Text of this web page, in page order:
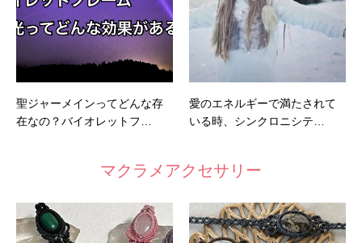
聖ジャーメインってどんな存
在なの？バイオレットフ…
愛のエネルギーで満たされて
いる時、シンクロニシテ…
マクラメアクセサリー